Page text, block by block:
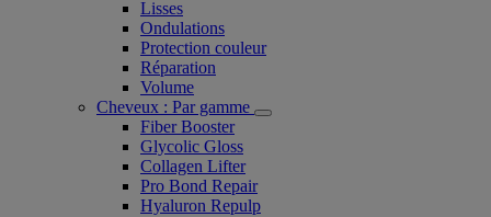
Lisses
Ondulations
Protection couleur​
Réparation
Volume
Cheveux : Par gamme
Fiber Booster
Glycolic Gloss
Collagen Lifter
Pro Bond Repair
Hyaluron Repulp